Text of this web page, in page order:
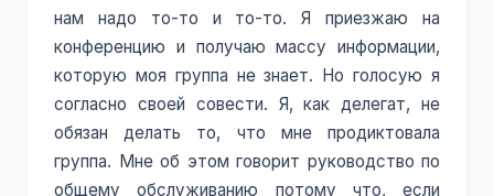
нам надо то-то и то-то. Я приезжаю на
конференцию и получаю массу информации,
которую моя группа не знает. Но голосую я
согласно своей совести. Я, как делегат, не
обязан делать то, что мне продиктовала
группа. Мне об этом говорит руководство по
общему обслуживанию потому что, если